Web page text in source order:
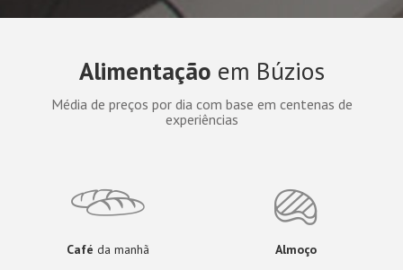
Alimentação em Búzios
Média de preços por dia com base em centenas de
experiências
Café da manhã Almoço